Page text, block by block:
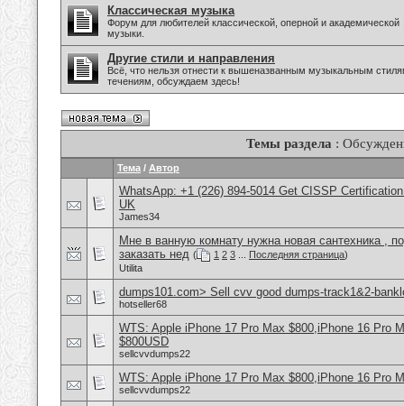
Классическая музыка
Форум для любителей классической, оперной и академической
музыки.
Другие стили и направления
Всё, что нельзя отнести к вышеназванным музыкальным
течениям, обсуждаем здесь!
Темы раздела :
Тема / Автор
WhatsApp: +1 (226) 894-5014​ Get CISSP
UK
James34
Мне в ванную комнату нужна новая сантехника ,
заказать нед ( 1 2 3 Последняя страница)
Utilita
dumps101.com> Sell cvv good dumps-track1&2-
hotseller68
WTS: Apple iPhone 17 Pro Max $800,iPhone 16 Pro
$800USD
sellcvvdumps22
WTS: Apple iPhone 17 Pro Max $800,iPhone 16 Pro
sellcvvdumps22